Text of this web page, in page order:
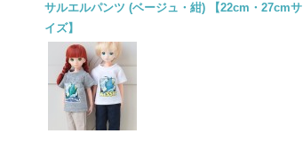
サルエルパンツ (ベージュ・紺) 【22cm・27cmサ
イズ】